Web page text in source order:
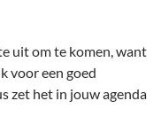
uit om te komen, want
voor een goed
zet het in jouw agenda